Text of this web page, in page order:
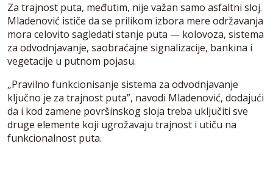
Za trajnost puta, međutim, nije važan samo asfaltni sloj.
Mladenović ističe da se prilikom izbora mere održavanja
mora celovito sagledati stanje puta — kolovoza, sistema
za odvodnjavanje, saobraćajne signalizacije, bankina i
vegetacije u putnom pojasu.
„Pravilno funkcionisanje sistema za odvodnjavanje
ključno je za trajnost puta”, navodi Mladenović, dodajući
da i kod zamene površinskog sloja treba uključiti sve
druge elemente koji ugrožavaju trajnost i utiču na
funkcionalnost puta.